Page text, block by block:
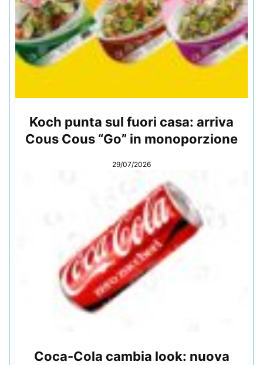
Koch punta sul fuori casa: arriva
Cous Cous “Go” in monoporzione
29/07/2026
Coca-Cola cambia look: nuova